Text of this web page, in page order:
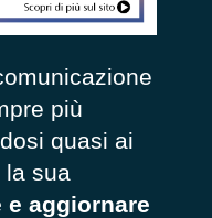
più
quasi ai
sua
e aggiornare